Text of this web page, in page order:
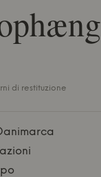
di restituzione